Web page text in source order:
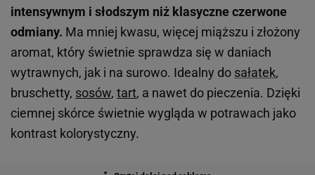
intensywnym i słodszym niż klasyczne czerwone
odmiany. Ma mniej kwasu, więcej miąższu i złożony
aromat, który świetnie sprawdza się w daniach
wytrawnych, jak i na surowo. Idealny do sałatek,
bruschetty, sosów, tart, a nawet do pieczenia. Dzięki
ciemnej skórce świetnie wygląda w potrawach jako
kontrast kolorystyczny.